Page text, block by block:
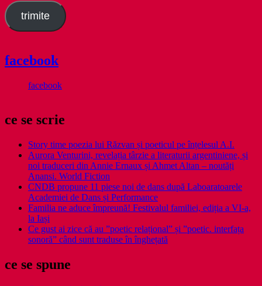
trimite
facebook
facebook
ce se scrie
Story time poezia lui Răzvan și poeticul pe înțelesul A.I.
Aurora Venturini, revelația târzie a literaturii argentiniene, și
noi traduceri din Annie Ernaux și Ahmet Altan – noutăți
Anansi. World Fiction
CNDB propune 11 piese noi de dans după Laboaratoarele
Academiei de Dans și Performance
Familia ne aduce împreună! Festivalul familiei, ediția a VI-a,
la Iași
Ce gust ai zice că au ”poetic relațional” și ”poetic. interfața
sonoră” când sunt traduse în înghețată
ce se spune